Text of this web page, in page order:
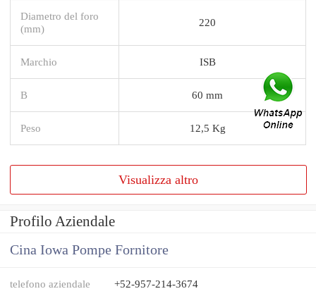
Diametro del foro
(mm)
220
Marchio ISB
B 60 mm
Peso 12,5 Kg
Visualizza altro
Profilo Aziendale
Cina Iowa Pompe Fornitore
telefono aziendale +52-957-214-3674